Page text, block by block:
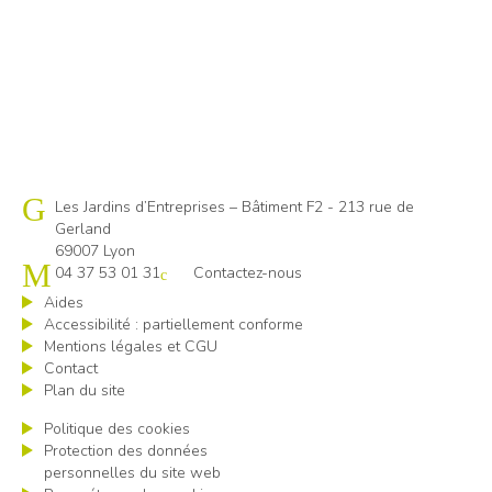
Cap emploi 69
Les Jardins d’Entreprises – Bâtiment F2 - 213 rue de
Gerland
69007 Lyon
04 37 53 01 31
Contactez-nous
Aides
Accessibilité : partiellement conforme
Mentions légales et CGU
Contact
Plan du site
Politique des cookies
Protection des données
personnelles du site web